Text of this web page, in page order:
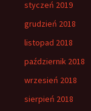
styczeń 2019
grudzień 2018
listopad 2018
październik 2018
wrzesień 2018
sierpień 2018